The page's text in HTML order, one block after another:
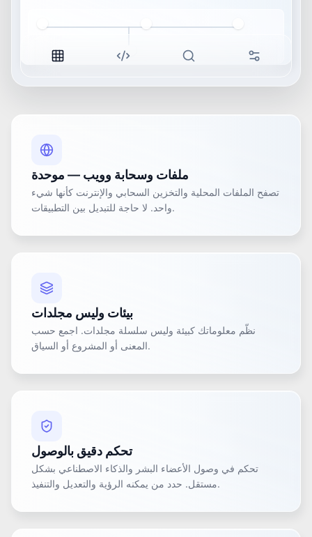
ملفات وسحابة وويب — موحدة
تصفح الملفات المحلية والتخزين السحابي والإنترنت كأنها شيء
واحد. لا حاجة للتبديل بين التطبيقات.
بيئات وليس مجلدات
نظّم معلوماتك كبيئة وليس سلسلة مجلدات. اجمع حسب
المعنى أو المشروع أو السياق.
تحكم دقيق بالوصول
تحكم في وصول الأعضاء البشر والذكاء الاصطناعي بشكل
مستقل. حدد من يمكنه الرؤية والتعديل والتنفيذ.